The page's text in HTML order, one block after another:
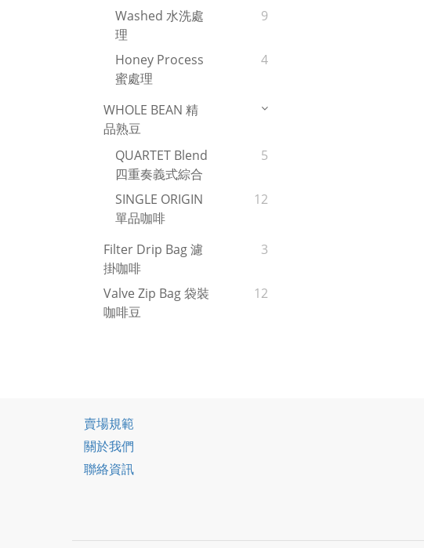
Washed 水洗處
理
9
Honey Process
蜜處理
4
WHOLE BEAN 精
品熟豆
QUARTET Blend
四重奏義式綜合
5
SINGLE ORIGIN
單品咖啡
12
Filter Drip Bag 濾
掛咖啡
3
Valve Zip Bag 袋裝
咖啡豆
12
賣場規範
關於我們
聯絡資訊